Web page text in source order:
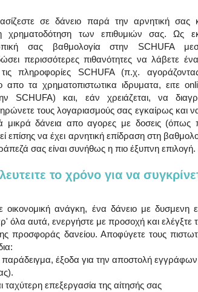
σε δάνειο παρά την αρνητική
χρηματοδότηση των επιθυμιών σας. Ως
σας βαθμολογία στην SCHUFA
περισσότερες πιθανότητες να λάβετε
πληροφορίες SCHUFA (π.χ.
απο τα χρηματοπιστωτικα ιδρυματα, ειτε
SCHUFA) και, εάν χρειάζεται, να
τους λογαριασμούς σας εγκαίρως και
μικρά δάνεια απο αγορες με δοσεις
επίσης να έχει αρνητική επίδραση στη
σας είναι συνήθως η πιο έξυπνη επιλογή.
το χρόνο για να
οικονομική ανάγκη, ένα δάνειο με
όλα αυτά, ενεργήστε με προσοχή και
προσφοράς δανείου. Αποφύγετε τους
παράδειγμα, έξοδα για την αποστολή
ταχύτερη επεξεργασία της αίτησής σας